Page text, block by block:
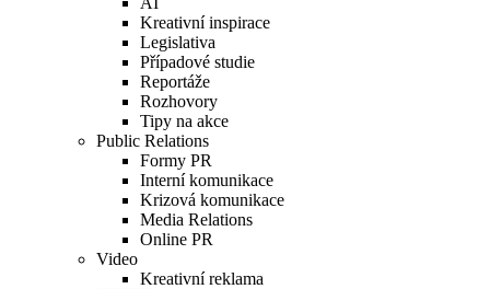
Kreativní inspirace
Legislativa
Případové studie
Reportáže
Rozhovory
Tipy na akce
Public Relations
Formy PR
Interní komunikace
Krizová komunikace
Media Relations
Online PR
Video
Kreativní reklama